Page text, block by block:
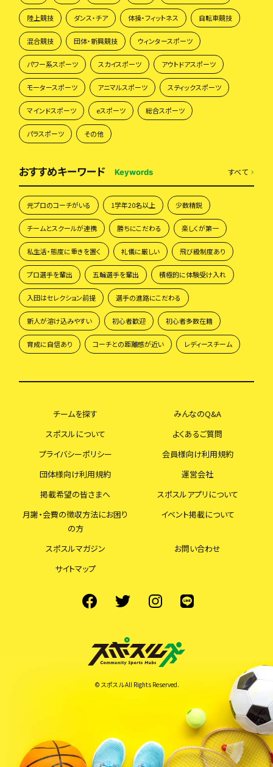
陸上競技 ダンス・チア 体操・フィットネス 自転車競技
混合競技 団体・新興競技 ウィンタースポーツ
パワー系スポーツ スカイスポーツ アウトドアスポーツ
モータースポーツ アニマルスポーツ スティックスポーツ
マインドスポーツ eスポーツ 総合スポーツ
パラスポーツ その他
おすすめキーワード Keywords すべて
元プロのコーチがいる 1学年20名以上 少数精鋭
チームとスクールが連携 勝ちにこだわる 楽しくが第一
私生活・態度に重きを置く 礼儀に厳しい 飛び級制度あり
プロ選手を輩出 五輪選手を輩出 積極的に体験受け入れ
入団はセレクション前提 選手の進路にこだわる
新人が溶け込みやすい 初心者歓迎 初心者多数在籍
育成に自信あり コーチとの距離感が近い レディースチーム
© スポスル All Rights Reserved.
チームを探す
みんなのQ&A
スポスルについて
よくあるご質問
プライバシーポリシー
会員様向け利用規約
団体様向け利用規約
運営会社
掲載希望の皆さまへ
スポスルアプリについて
月謝・会費の徴収方法にお困り
の方
イベント掲載について
スポスルマガジン
お問い合わせ
サイトマップ